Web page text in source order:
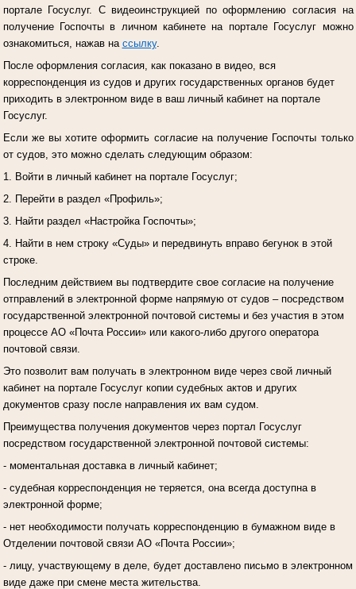
портале Госуслуг. С видеоинструкцией по оформлению согласия на
получение Госпочты в личном кабинете на портале Госуслуг можно
ознакомиться, нажав на ссылку.
После оформления согласия, как показано в видео, вся
корреспонденция из судов и других государственных органов будет
приходить в электронном виде в ваш личный кабинет на портале
Госуслуг.
Если же вы хотите оформить согласие на получение Госпочты только
от судов, это можно сделать следующим образом:
1. Войти в личный кабинет на портале Госуслуг;
2. Перейти в раздел «Профиль»;
3. Найти раздел «Настройка Госпочты»;
4. Найти в нем строку «Суды» и передвинуть вправо бегунок в этой
строке.
Последним действием вы подтвердите свое согласие на получение
отправлений в электронной форме напрямую от судов – посредством
государственной электронной почтовой системы и без участия в этом
процессе АО «Почта России» или какого-либо другого оператора
почтовой связи.
Это позволит вам получать в электронном виде через свой личный
кабинет на портале Госуслуг копии судебных актов и других
документов сразу после направления их вам судом.
Преимущества получения документов через портал Госуслуг
посредством государственной электронной почтовой системы:
- моментальная доставка в личный кабинет;
- судебная корреспонденция не теряется, она всегда доступна в
электронной форме;
- нет необходимости получать корреспонденцию в бумажном виде в
Отделении почтовой связи АО «Почта России»;
- лицу, участвующему в деле, будет доставлено письмо в электронном
виде даже при смене места жительства.